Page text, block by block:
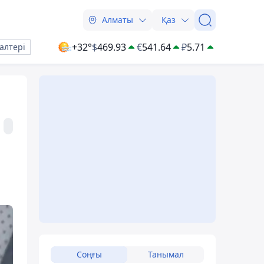
Алматы Қаз
+32°$469.93 €541.64 ₽5.71
Соңғы Танымал